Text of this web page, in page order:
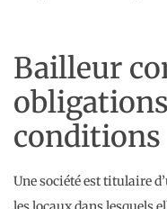
Bailleur
conditions
Une société est titulaire